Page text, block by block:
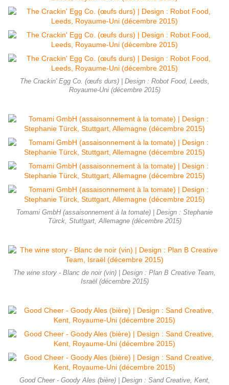
The Crackin' Egg Co. (œufs durs) | Design : Robot Food, Leeds,
Royaume-Uni (décembre 2015)
Tomami GmbH (assaisonnement à la tomate) | Design : Stephanie
Türck, Stuttgart, Allemagne (décembre 2015)
The wine story - Blanc de noir (vin) | Design : Plan B Creative Team,
Israël (décembre 2015)
Good Cheer - Goody Ales (bière) | Design : Sand Creative, Kent,